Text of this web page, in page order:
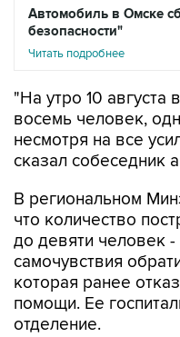
Автомобиль в Омске
безопасности"
Читать подробнее
"На утро 10 августа
восемь человек,
несмотря на все
сказал собеседник
В региональном
что количество
до девяти человек
самочувствия
которая ранее
помощи. Ее
отделение.